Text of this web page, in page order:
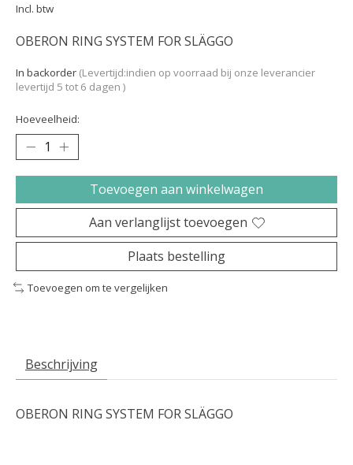
Incl. btw
OBERON RING SYSTEM FOR SLÄGGO
In backorder (Levertijd:indien op voorraad bij onze leverancier
levertijd 5 tot 6 dagen )
Hoeveelheid:
Toevoegen aan winkelwagen
Aan verlanglijst toevoegen
Plaats bestelling
Toevoegen om te vergelijken
Beschrijving
OBERON RING SYSTEM FOR SLÄGGO